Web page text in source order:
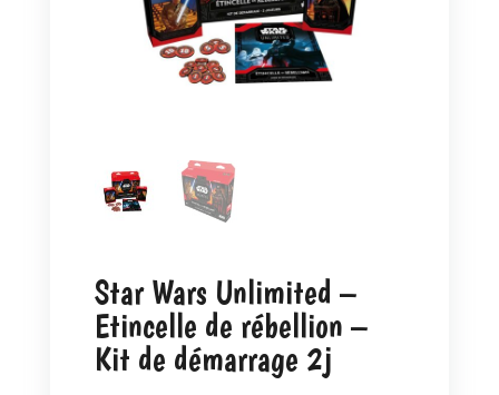
Star Wars Unlimited –
Etincelle de rébellion –
Kit de démarrage 2j